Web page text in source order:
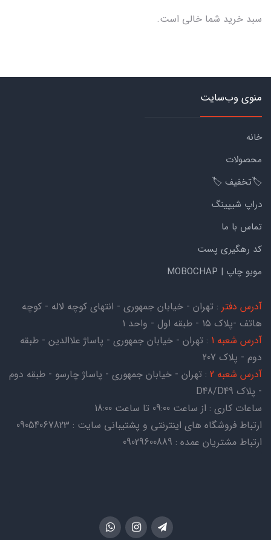
سبد خرید شما خالی است.
منوی وب‌سایت
خانه
محصولات
🏷️تخفیف 🏷️
دراپ شیپینگ
تماس با ما
کد رهگیری پست
موبو چاپ | MOBOCHAP
آدرس دفتر : تهران - خیابان جمهوری - انتهای کوچه لاله - کوچه
هاتف -پلاک ۱۵ - طبقه اول - واحد ۱
آدرس شعبه 1
: تهران - خیابان جمهوری - پاساژ علاالدین - طبقه
دوم - پلاک 207
آدرس شعبه 2
: تهران - خیابان جمهوری - پاساژ چارسو - طبقه دوم
- پلاک D48/D49
ساعات کاری : از ساعت 09:00 تا ساعت 18:00
ارتباط فروشگاه های اینترنتی و پشتیبانی سایت : 09054067823
ارتباط مشتریان عمده : 09029600889